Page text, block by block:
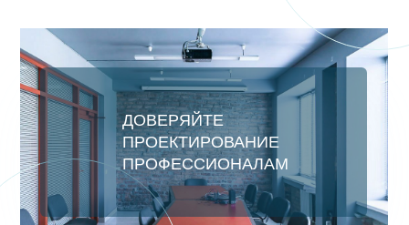
ДОВЕРЯЙТЕ
ПРОЕКТИРОВАНИЕ
ПРОФЕССИОНАЛАМ